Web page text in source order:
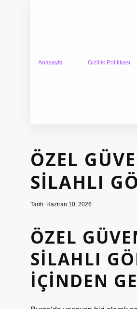
Anasayfa Gizlilik Politikası
ÖZEL
SILAHLI
Tarih: Haziran 10, 2026
ÖZEL
SILAHLI
IÇINDEN